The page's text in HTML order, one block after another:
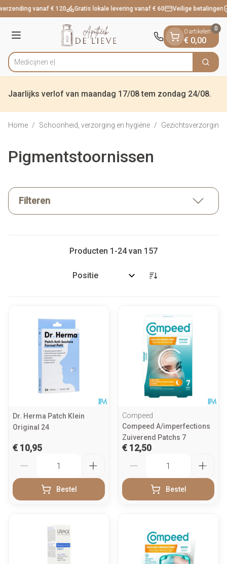
Ga naar de inhoud
1 van 1vanaf € 120 Gratis lokale levering vanaf € 60 Veilige betalingen
Menu
Product, merk, categorie... Zoek
0 artikelen
€ 0,00
0
Jaarlijks verlof van maandag 17/08 tem zondag 24/08.
Home / Schoonheid, verzorging en hygiëne / Gezichtsverzorging
Pigmentstoornissen
Filteren
Producten 1 -24van 157
Sorteer op:
Dr. Herma Patch Klein
Original 24
€ 10,95
Bestel
Compeed
Compeed A/imperfections
Zuiverend Patchs 7
€ 12,50
Bestel